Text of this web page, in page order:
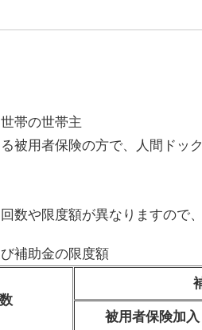
帯の世帯主
者保険の方で、人間ドック
限度額が異なりますので、
補助金の限度額
被用者保険加入